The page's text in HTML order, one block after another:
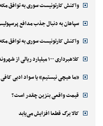
واکنش کارتونیست سوری به توافق مکه
سپاهان به دنبال جذب مدافع
واکنش کارتونیست سوری به توافق مکه
کلاهبرداری ۱۰۰ میلیارد ریالی از شهروندان
«ما هیچی نیستیم» یا سواد ادبی
قیمت واقعی بنزین چقدر است؟
کالا برگ قطعا افزایش می‌یابد